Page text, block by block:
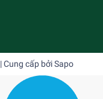
| Cung cấp bởiSapo